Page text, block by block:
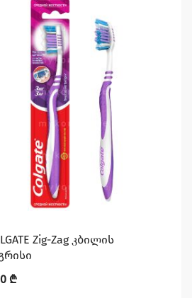
Zig-Zag კბილის
₾